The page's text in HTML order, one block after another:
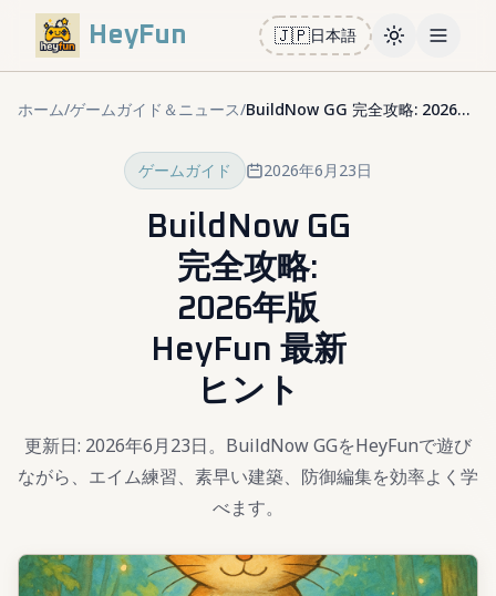
HeyFun 🇯🇵日本語 ToggleOpen
ホーム/ゲームガイド＆ニュース/ BuildNow GG 完全攻略: 2026年版 HeyFun 最新ヒント
ゲームガイド 2026年6月23日
BuildNow GG
完全攻略:
2026年版
HeyFun 最新
ヒント
更新日: 2026年6月23日。BuildNow GGをHeyFunで遊び
ながら、エイム練習、素早い建築、防御編集を効率よく学
べます。